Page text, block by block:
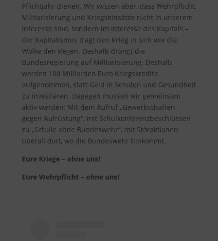
Pflichtjahr dienen. Wir wissen aber, dass Wehrpflicht,
Militarisierung und Kriegseinsätze nicht in unserem
Interesse sind, sondern im Interesse des Kapitals –
der Kapitalismus trägt den Krieg in sich wie die
Wolke den Regen. Deshalb drängt die
Bundesregierung auf Militarisierung. Deshalb
werden 100 Milliarden Euro Kriegskredite
aufgenommen, statt Geld in Schulen und Gesundheit
zu investieren. Dagegen müssen wir gemeinsam
aktiv werden: Mit dem Aufruf „Gewerkschaften
gegen Aufrüstung“, mit Schulkonferenzbeschlüssen
zu „Schule ohne Bundeswehr“, mit Störaktionen
überall dort, wo die Bundeswehr hinkommt.
Eure Kriege – ohne uns!
Eure Wehrpflicht – ohne uns!